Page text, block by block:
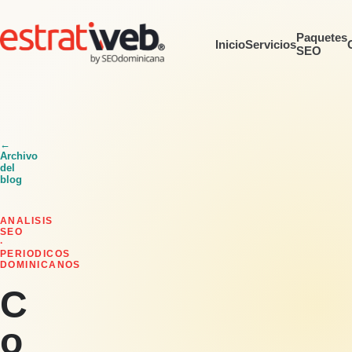
InicioServiciosPaquetes
SEO
←
Archivo
del
blog
ANALISIS
SEO
·
PERIODICOS
DOMINICANOS
C
o